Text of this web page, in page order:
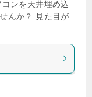
ンを天井埋め込
んか？ 見た目が